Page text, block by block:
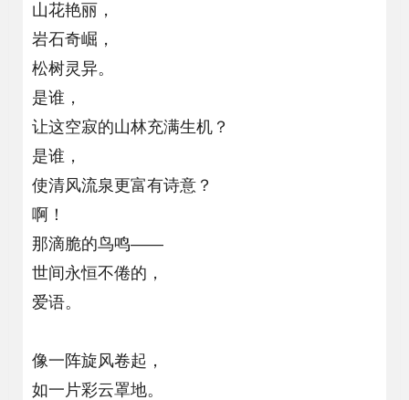
山花艳丽，
岩石奇崛，
松树灵异。
是谁，
让这空寂的山林充满生机？
是谁，
使清风流泉更富有诗意？
啊！
那滴脆的鸟鸣——
世间永恒不倦的，
爱语。
像一阵旋风卷起，
如一片彩云罩地。